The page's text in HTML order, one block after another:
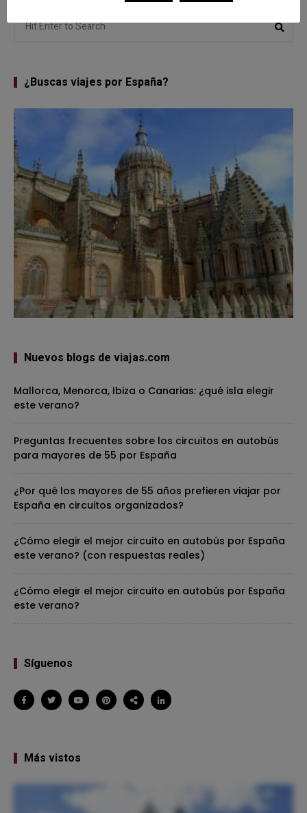
for:
¿Buscas viajes por España?
Nuevos blogs de viajas.com
Mallorca, Menorca, Ibiza o Canarias: ¿qué isla elegir
este verano?
Preguntas frecuentes sobre los circuitos en autobús
para mayores de 55 por España
¿Por qué los mayores de 55 años prefieren viajar por
España en circuitos organizados?
¿Cómo elegir el mejor circuito en autobús por España
este verano? (con respuestas reales)
¿Cómo elegir el mejor circuito en autobús por España
este verano?
Síguenos
Más vistos